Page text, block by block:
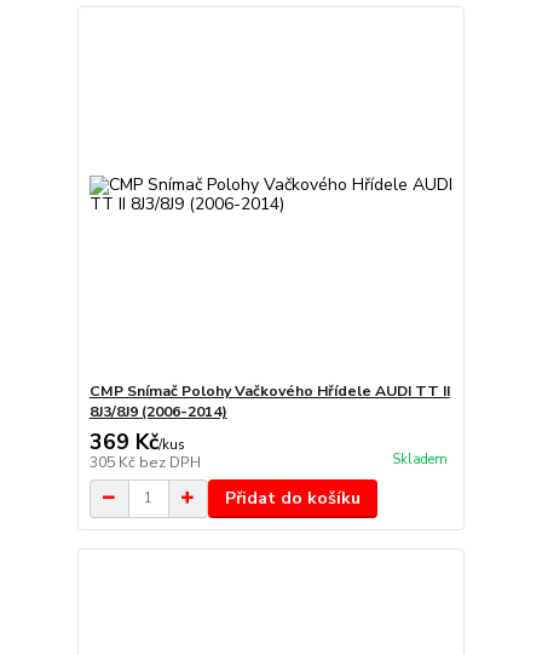
CMP Snímač Polohy Vačkového Hřídele AUDI TT II
8J3/8J9 (2006-2014)
369 Kč/kus
305 Kč bez DPH Skladem
Přidat do košíku